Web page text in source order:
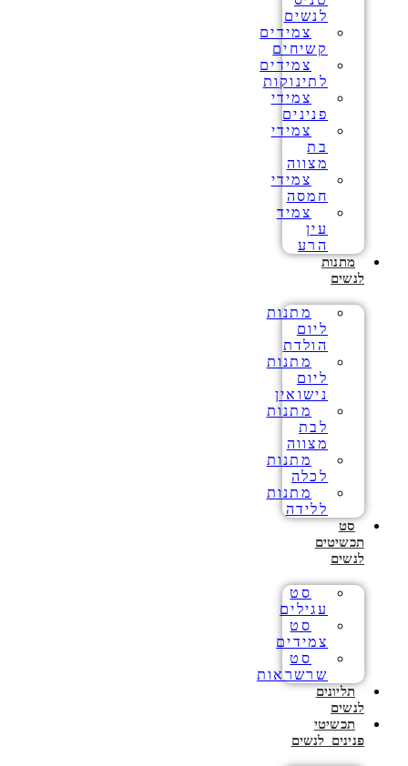
לנשים
צמידים
קשיחים
צמידים
לתינוקות
צמידי
פנינים
צמידי
בת
מצווה
צמידי
חמסה
צמיד
עין
הרע
מתנות
לנשים
מתנות
ליום
הולדת
מתנות
ליום
נישואין
מתנות
לבת
מצווה
מתנות
לכלה
מתנות
ללידה
סט
תכשיטים
לנשים
סט
עגילים
סט
צמידים
סט
שרשראות
תליונים
לנשים
תכשיטי
פנינים לנשים